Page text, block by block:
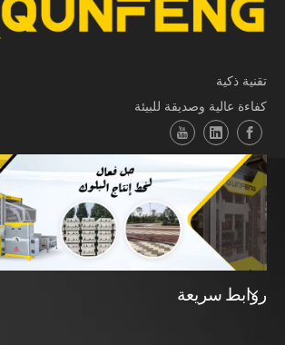
تقنية ذكية
كفاءة عالية وصديقة للبيئة
روابط سريعة